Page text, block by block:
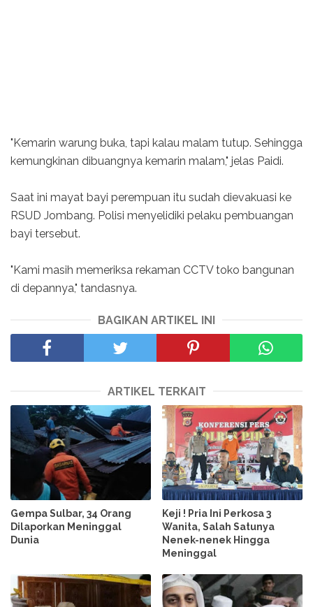
"Kemarin warung buka, tapi kalau malam tutup. Sehingga
kemungkinan dibuangnya kemarin malam," jelas Paidi.
Saat ini mayat bayi perempuan itu sudah dievakuasi ke
RSUD Jombang. Polisi menyelidiki pelaku pembuangan
bayi tersebut.
"Kami masih memeriksa rekaman CCTV toko bangunan
di depannya," tandasnya.
BAGIKAN ARTIKEL INI
ARTIKEL TERKAIT
Gempa Sulbar, 34 Orang
Dilaporkan Meninggal
Dunia
Keji ! Pria Ini Perkosa 3
Wanita, Salah Satunya
Nenek-nenek Hingga
Meninggal